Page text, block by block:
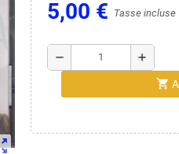
5,00 € Tasse incluse
remove add
shopping_cart